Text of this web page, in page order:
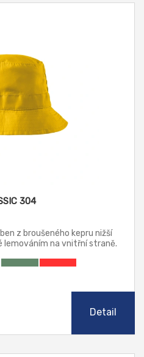
304
z broušeného kepru nižší
lemováním na vnitřní straně.
Detail